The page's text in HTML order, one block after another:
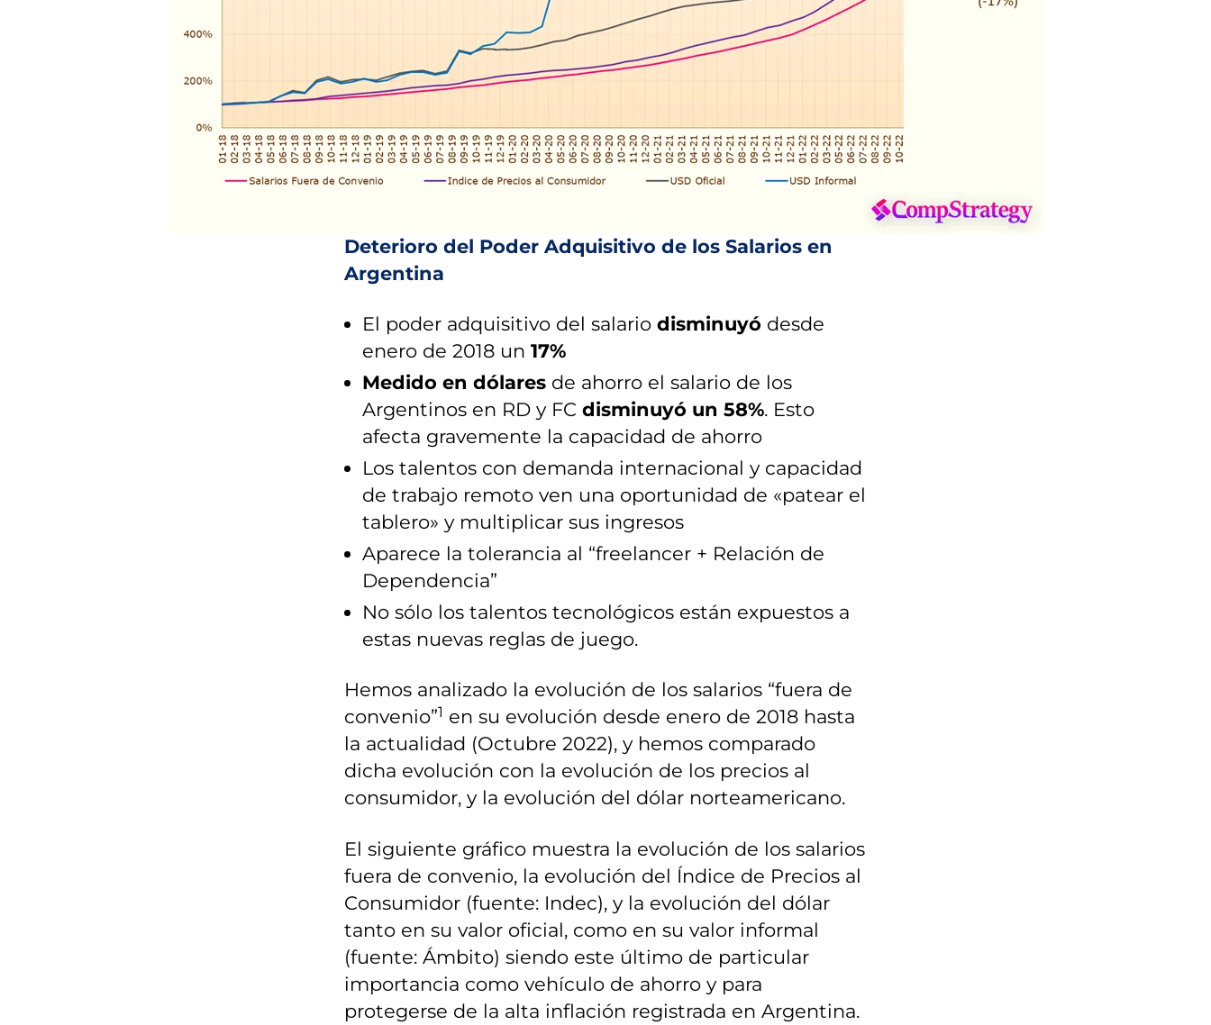
Deterioro del Poder Adquisitivo de los Salarios en
Argentina
El poder adquisitivo del salario disminuyó desde
enero de 2018 un 17%
Medido en dólares de ahorro el salario de los
Argentinos en RD y FC disminuyó un 58%. Esto
afecta gravemente la capacidad de ahorro
Los talentos con demanda internacional y capacidad
de trabajo remoto ven una oportunidad de «patear el
tablero» y multiplicar sus ingresos
Aparece la tolerancia al “freelancer + Relación de
Dependencia”
No sólo los talentos tecnológicos están expuestos a
estas nuevas reglas de juego.
Hemos analizado la evolución de los salarios “fuera de
convenio”1 en su evolución desde enero de 2018 hasta
la actualidad (Octubre 2022), y hemos comparado
dicha evolución con la evolución de los precios al
consumidor, y la evolución del dólar norteamericano.
El siguiente gráfico muestra la evolución de los salarios
fuera de convenio, la evolución del Índice de Precios al
Consumidor (fuente: Indec), y la evolución del dólar
tanto en su valor oficial, como en su valor informal
(fuente: Ámbito) siendo este último de particular
importancia como vehículo de ahorro y para
protegerse de la alta inflación registrada en Argentina.